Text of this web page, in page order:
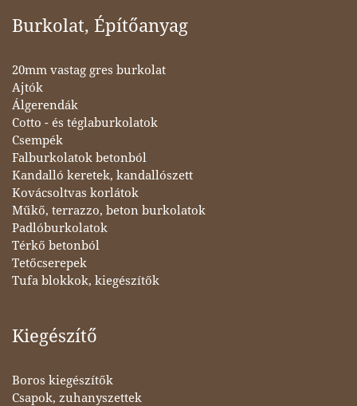
Burkolat, Építőanyag
20mm vastag gres burkolat
Ajtók
Álgerendák
Cotto - és téglaburkolatok
Csempék
Falburkolatok betonból
Kandalló keretek, kandallószett
Kovácsoltvas korlátok
Műkő, terrazzo, beton burkolatok
Padlóburkolatok
Térkő betonból
Tetőcserepek
Tufa blokkok, kiegészítők
Kiegészítő
Boros kiegészítők
Csapok, zuhanyszettek